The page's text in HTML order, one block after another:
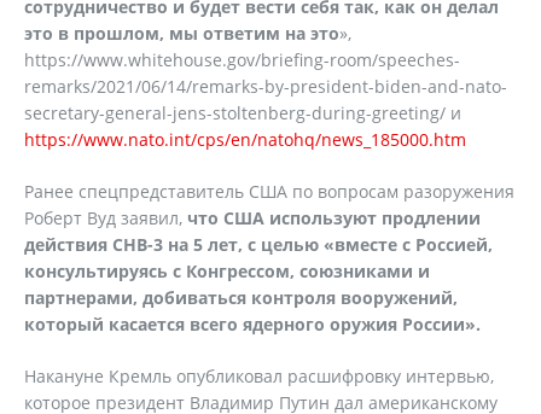
сотрудничество и будет вести себя так, как он делал
это в прошлом, мы ответим на это»,
https://www.whitehouse.gov/briefing-room/speeches-
remarks/2021/06/14/remarks-by-president-biden-and-nato-
secretary-general-jens-stoltenberg-during-greeting/ и
https://www.nato.int/cps/en/natohq/news_185000.htm
Ранее спецпредставитель США по вопросам разоружения
Роберт Вуд заявил, что США используют продлении
действия СНВ-3 на 5 лет, с целью «вместе с Россией,
консультируясь с Конгрессом, союзниками и
партнерами, добиваться контроля вооружений,
который касается всего ядерного оружия России».
Накануне Кремль опубликовал расшифровку интервью,
которое президент Владимир Путин дал американскому